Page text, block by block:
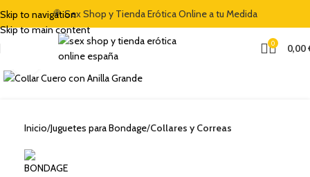
Skip to navigation
Skip to main content
🍭 Sex Shop y Tienda Erótica Online a tu Medida
0 0,00
Clic para ampliar
Inicio Juguetes para Bondage Collares y Correas